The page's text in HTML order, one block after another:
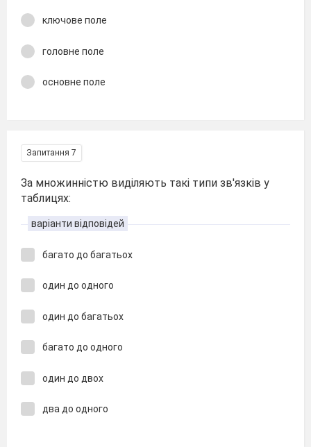
ключове поле
головне поле
основне поле
Запитання 7
За множинністю виділяють такі типи зв'язків у
таблицях:
варіанти відповідей
багато до багатьох
один до одного
один до багатьох
багато до одного
один до двох
два до одного